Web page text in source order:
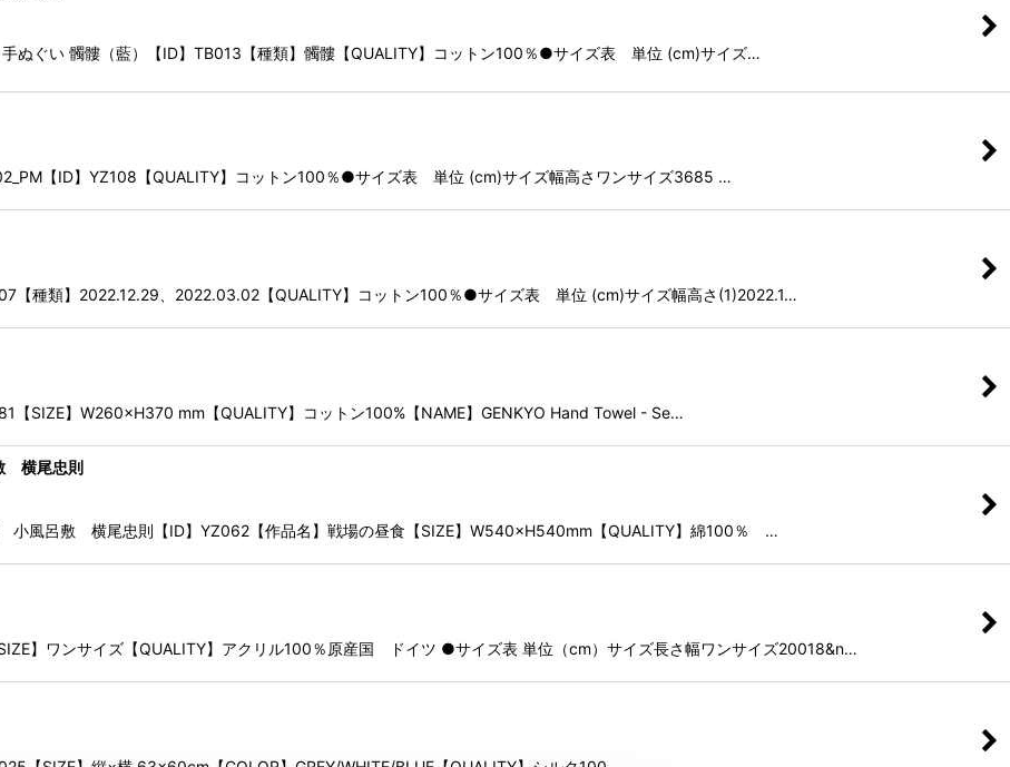
手ぬぐい 髑髏（藍）【ID】TB013【種類】髑髏【QUALITY】コットン100％●サイズ表 単位 (cm)サイズ…
【ID】YZ108【QUALITY】コットン100％●サイズ表 単位 (cm)サイズ幅高さワンサイズ3685 …
【種類】2022.12.29、2022.03.02【QUALITY】コットン100％●サイズ表 単位 (cm)サイズ幅高さ(1)2022.1…
SIZE】W260×H370 mm【QUALITY】コットン100%【NAME】GENKYO Hand Towel - Se…
横尾忠則